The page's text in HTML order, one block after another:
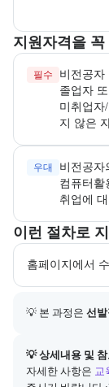
지원자격을
교육과정 지원 자
필수
미취업자
지 않은
우대
취업에
이런 절차로
교육과정 지원 절
홈페이지에서
💡 본 과정은 선
💡 상세내용 및
아래에는 지원 절
자세한 사항은 교